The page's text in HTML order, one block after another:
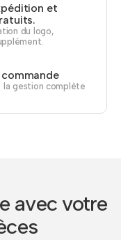
et
du logo,
la gestion complète
avec votre